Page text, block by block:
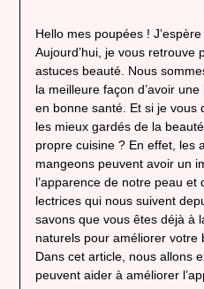
Hello mes poupées !
Aujourd’hui, je vous retrouve
astuces beauté. Nous
la meilleure façon d’avoir
en bonne santé. Et si je vous
les mieux gardés de la
propre cuisine ? En effet, les
mangeons peuvent avoir un
l’apparence de notre peau
lectrices qui nous suivent
savons que vous êtes déjà à
naturels pour améliorer votre
Dans cet article, nous allons
peuvent aider à améliorer